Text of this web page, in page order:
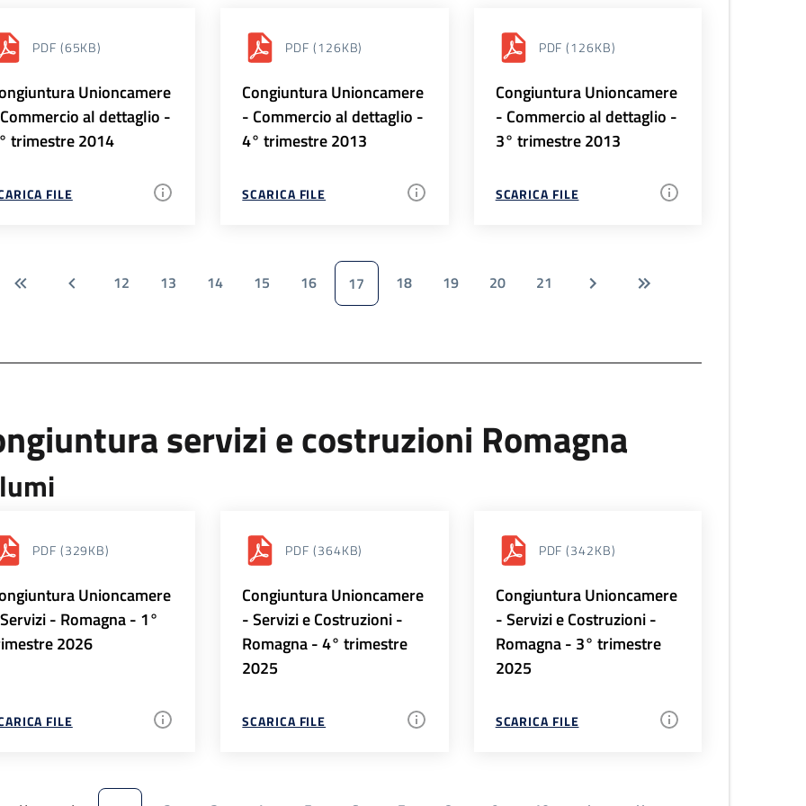
PDF (65KB)
Unioncamere
al dettaglio -
trimestre 2014
FILE
PDF (126KB)
Congiuntura Unioncamere
- Commercio al dettaglio -
4° trimestre 2013
SCARICA FILE
PDF (126KB)
Congiuntura Unioncamere
- Commercio al dettaglio -
3° trimestre 2013
SCARICA FILE
12 13 14 15 16 17 18 19 20 21
servizi e costruzioni Romagna
PDF (329KB)
Unioncamere
- Romagna - 1°
2026
FILE
PDF (364KB)
Congiuntura Unioncamere
- Servizi e Costruzioni -
Romagna - 4° trimestre
2025
SCARICA FILE
PDF (342KB)
Congiuntura Unioncamere
- Servizi e Costruzioni -
Romagna - 3° trimestre
2025
SCARICA FILE